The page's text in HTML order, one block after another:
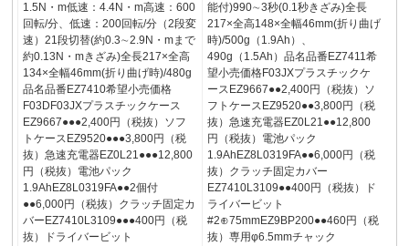
1.5N・m低速：4.4N・m高速：600
回転/分、低速：200回転/分（2段変
速）21段切替(約0.3∼2.9N・mまで
約0.13N・mきざみ)全長217×全高
134×全幅46mm(折り曲げ時)/480g
品名品番EZ7410希望小売価格
F03DF03JXプラスチックケース
EZ9667●●●2,400円（税抜）ソフ
トケースEZ9520●●●3,800円（税
抜）急速充電器EZ0L21●●●12,800
円（税抜）電池パック
1.9AhEZ8L0319FA●●2個付
●●6,000円（税抜）クラッチ固定カ
バーEZ7410L3109●●●400円（税
抜）ドライバービット
能付)990∼3秒(0.1秒きざみ)全長
217×全高148×全幅46mm(折り曲げ
時)/500g（1.9Ah）、
490g（1.5Ah）品名品番EZ7411希
望小売価格F03JXプラスチックケ
ースEZ9667●●2,400円（税抜）ソ
フトケースEZ9520●●3,800円（税
抜）急速充電器EZ0L21●●12,800
円（税抜）電池パック
1.9AhEZ8L0319FA●●6,000円（税
抜）クラッチ固定カバー
EZ7410L3109●●400円（税抜）ド
ライバービット
#2⊕75mmEZ9BP200●●460円（税
抜）専用φ6.5mmチャック